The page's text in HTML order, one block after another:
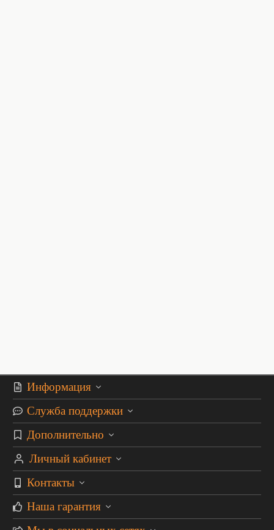
Информация
Служба поддержки
Дополнительно
Личный кабинет
Контакты
Наша гарантия